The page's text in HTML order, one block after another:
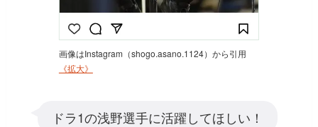
画像はInstagram（shogo.asano.1124）から引用
《拡大》
ドラ1の浅野選手に活躍してほしい！